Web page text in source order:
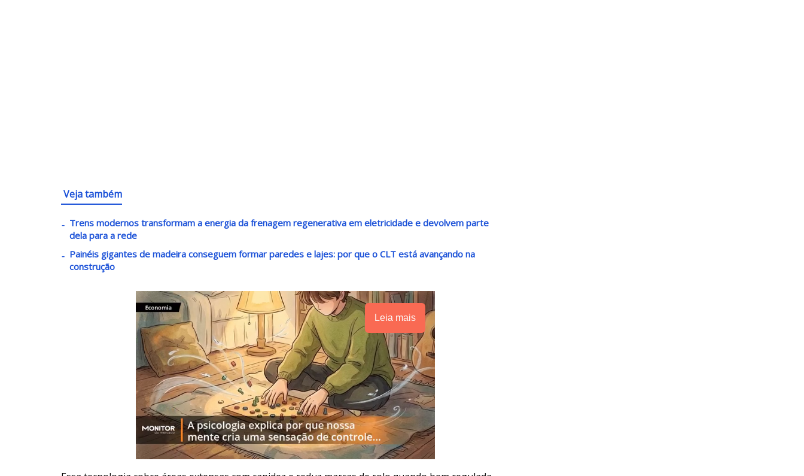
Veja também
Trens modernos transformam a energia da frenagem regenerativa em eletricidade e devolvem parte
dela para a rede
Painéis gigantes de madeira conseguem formar paredes e lajes: por que o CLT está avançando na
construção
Leia mais